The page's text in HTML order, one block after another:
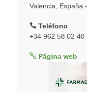
Valencia, España -
Teléfono
+34 962 58 02 40
Página web